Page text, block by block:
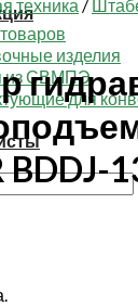
изделия
из СВМПЭ
для
техника /
BDDJ-